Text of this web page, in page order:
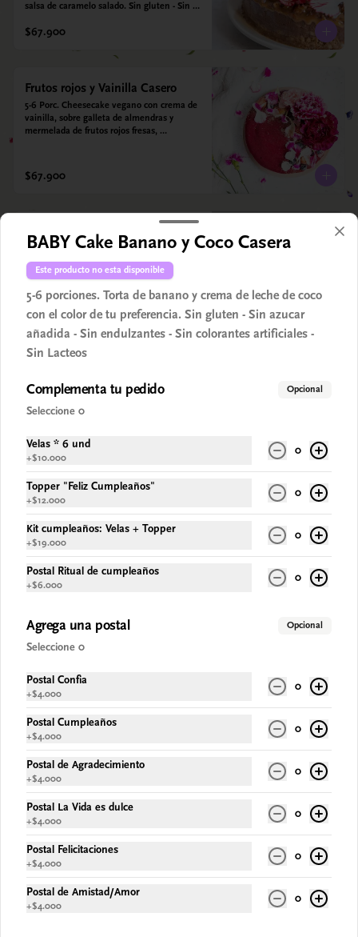
salsa de caramelo salado. Sin gluten - Sin
$67.900
Frutos rojos y Vainilla Casero
5-6 Porc. Cheesecake vegano con crema de
vainilla, sobre galleta de almendras y
mermelada de frutos rojos fresas,
$67.900
Manzana caramelizada y
Vainilla Casero
5-6 Porc. Cheesecake vegano con crema de
vainilla, sobre galleta de almendras y flor de
manzanas caramelizadas. Sin gluten - Sin
azucar - Vegano.
$67.900
Casero
5-6 Porc. Cheesecake vegano con crema de
almendras y mermelada de maracuya. Sin
gluten - Sin azucar - Vegano.
$67.900
5-6 Porc. Cheesecake vegano con crema de
té matcha y limón sobre galleta de
- Sin azucar - Vegano.
Conócenos
Despacho
Términos y condiciones
Política de privacidad
BABY Cake Banano y Coco Casera
Este producto no esta disponible
5-6 porciones. Torta de banano y crema de leche de coco
con el color de tu preferencia. Sin gluten - Sin azucar
añadida - Sin endulzantes - Sin colorantes artificiales -
Sin Lacteos
Complementa tu pedido Opcional
Seleccione 0
Velas * 6 und
+$10.000
0
Topper "Feliz Cumpleaños"
+$12.000
0
Kit cumpleaños: Velas + Topper
+$19.000
0
Postal Ritual de cumpleaños
+$6.000
0
Agrega una postal Opcional
Seleccione 0
Postal Confia
+$4.000
0
Postal Cumpleaños
+$4.000
0
Postal de Agradecimiento
+$4.000
0
Postal La Vida es dulce
+$4.000
0
Postal Felicitaciones
+$4.000
0
Postal de Amistad/Amor
+$4.000
0